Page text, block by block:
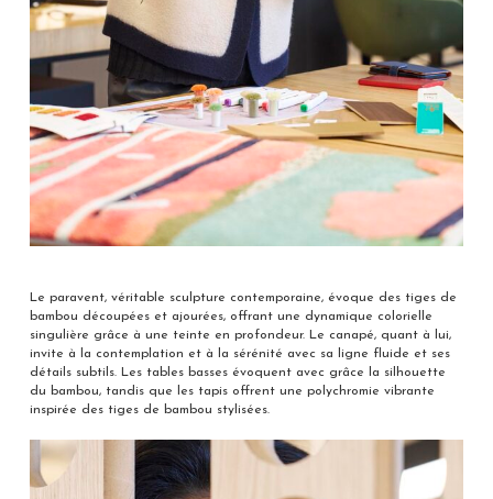
Le paravent, véritable sculpture contemporaine, évoque des tiges de
bambou découpées et ajourées, offrant une dynamique colorielle
singulière grâce à une teinte en profondeur. Le canapé, quant à lui,
invite à la contemplation et à la sérénité avec sa ligne fluide et ses
détails subtils. Les tables basses évoquent avec grâce la silhouette
du bambou, tandis que les tapis offrent une polychromie vibrante
inspirée des tiges de bambou stylisées.